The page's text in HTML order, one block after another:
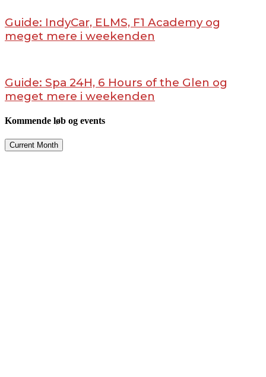
Guide: IndyCar, ELMS, F1 Academy og
meget mere i weekenden
Guide: Spa 24H, 6 Hours of the Glen og
meget mere i weekenden
Kommende løb og events
Current Month